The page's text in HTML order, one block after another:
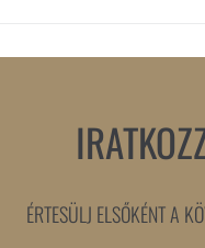
ÉRTESÜLJ ELSŐKÉNT A